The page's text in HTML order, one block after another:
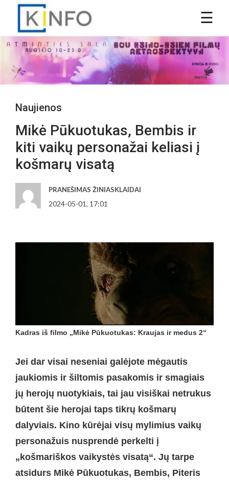
Naujienos
Mikė Pūkuotukas, Bembis ir
kiti vaikų personažai keliasi į
košmarų visatą
PRANEŠIMAS ŽINIASKLAIDAI
2024-05-01, 17:01
Kadras iš filmo „Mikė Pūkuotukas: Kraujas ir medus 2“
Jei dar visai neseniai galėjote mėgautis
jaukiomis ir šiltomis pasakomis ir smagiais
jų herojų nuotykiais, tai jau visiškai netrukus
būtent šie herojai taps tikrų košmarų
dalyviais. Kino kūrėjai visų mylimius vaikų
personažuis nusprendė perkelti į
„košmariškos vaikystės visatą“. Jų tarpe
atsidurs Mikė Pūkuotukas, Bembis, Piteris